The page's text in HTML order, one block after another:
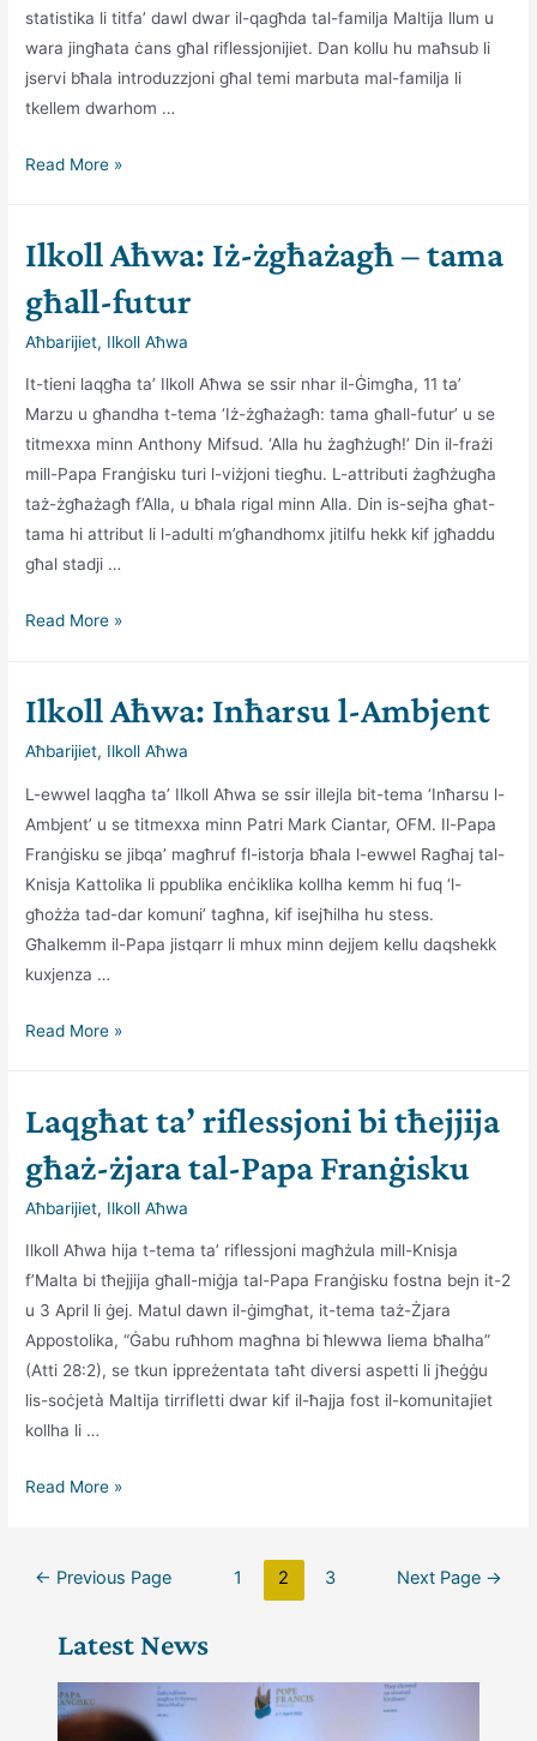
statistika li titfa’ dawl dwar il-qagħda tal-familja Maltija llum u
wara jingħata ċans għal riflessjonijiet. Dan kollu hu maħsub li
jservi bħala introduzzjoni għal temi marbuta mal-familja li
tkellem dwarhom …
Ilkoll
familja
tinbidel
Read More »
Ilkoll Aħwa: Iż-żgħażagħ – tama
għall-futur
Aħbarijiet, Ilkoll Aħwa
It-tieni laqgħa ta’ Ilkoll Aħwa se ssir nhar il-Ġimgħa, 11 ta’
Marzu u għandha t-tema ‘Iż-żgħażagħ: tama għall-futur’ u se
titmexxa minn Anthony Mifsud. ‘Alla hu żagħżugħ!’ Din il-frażi
mill-Papa Franġisku turi l-viżjoni tiegħu. L-attributi żagħżugħa
taż-żgħażagħ f’Alla, u bħala rigal minn Alla. Din is-sejħa għat-
tama hi attribut li l-adulti m’għandhomx jitilfu hekk kif jgħaddu
għal stadji …
Ilkoll
żgħażagħ
għall-
futur
Read More »
Ilkoll Aħwa: Inħarsu l-Ambjent
Aħbarijiet, Ilkoll Aħwa
L-ewwel laqgħa ta’ Ilkoll Aħwa se ssir illejla bit-tema ‘Inħarsu l-
Ambjent’ u se titmexxa minn Patri Mark Ciantar, OFM. Il-Papa
Franġisku se jibqa’ magħruf fl-istorja bħala l-ewwel Ragħaj tal-
Knisja Kattolika li ppublika enċiklika kollha kemm hi fuq ‘l-
għożża tad-dar komuni’ tagħna, kif isejħilha hu stess.
Għalkemm il-Papa jistqarr li mhux minn dejjem kellu daqshekk
kuxjenza …
Ilkoll
l-
Read More »
Laqgħat ta’ riflessjoni bi tħejjija
għaż-żjara tal-Papa Franġisku
Aħbarijiet, Ilkoll Aħwa
Ilkoll Aħwa hija t-tema ta’ riflessjoni magħżula mill-Knisja
f’Malta bi tħejjija għall-miġja tal-Papa Franġisku fostna bejn it-2
u 3 April li ġej. Matul dawn il-ġimgħat, it-tema taż-Żjara
Appostolika, “Ġabu ruħhom magħna bi ħlewwa liema bħalha”
(Atti 28:2), se tkun ippreżentata taħt diversi aspetti li jħeġġu
lis-soċjetà Maltija tirrifletti dwar kif il-ħajja fost il-komunitajiet
kollha li …
Laqgħat
bi
għaż-
Papa
Read More »
Posts
← Previous Page 1 2 3 Next Page →
Latest News